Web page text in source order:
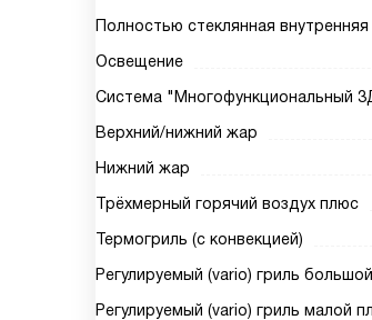
Полностью стеклянная
Освещение
Система "Многофункциональный
Верхний/нижний жар
Нижний жар
Трёхмерный горячий воздух плюс
Термогриль (с конвекцией)
Регулируемый (vario) гриль
Регулируемый (vario) гриль малой